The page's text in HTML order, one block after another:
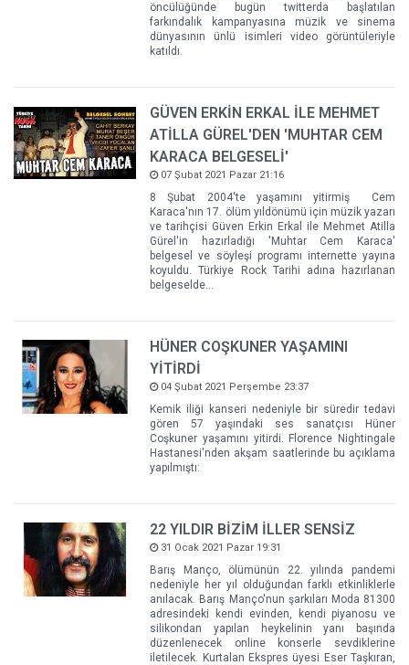
öncülüğünde bugün twitterda başlatılan
farkındalık kampanyasına müzik ve sinema
dünyasının ünlü isimleri video görüntüleriyle
katıldı.
GÜVEN ERKİN ERKAL İLE MEHMET
ATİLLA GÜREL'DEN 'MUHTAR CEM
KARACA BELGESELİ'
07 Şubat 2021 Pazar 21:16
8 Şubat 2004'te yaşamını yitirmiş Cem
Karaca'nın 17. ölüm yıldönümü için müzik yazarı
ve tarihçisi Güven Erkin Erkal ile Mehmet Atilla
Gürel'in hazırladığı 'Muhtar Cem Karaca'
belgesel ve söyleşi programı internette yayına
koyuldu. Türkiye Rock Tarihi adına hazırlanan
belgeselde...
HÜNER COŞKUNER YAŞAMINI
YİTİRDİ
04 Şubat 2021 Perşembe 23:37
Kemik iliği kanseri nedeniyle bir süredir tedavi
gören 57 yaşındaki ses sanatçısı Hüner
Coşkuner yaşamını yitirdi. Florence Nightingale
Hastanesi'nden akşam saatlerinde bu açıklama
yapılmıştı:
22 YILDIR BİZİM İLLER SENSİZ
31 Ocak 2021 Pazar 19:31
Barış Manço, ölümünün 22. yılında pandemi
nedeniyle her yıl olduğundan farklı etkinliklerle
anılacak. Barış Manço'nun şarkıları Moda 81300
adresindeki kendi evinden, kendi piyanosu ve
silikondan yapılan heykelinin yanı başında
düzenlenecek online konserle sevdiklerine
iletilecek. Kurtalan Ekspres üyesi Eser Taşkıran,